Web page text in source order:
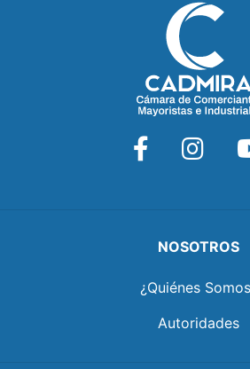
NOSOTROS
¿Quiénes
Autoridades